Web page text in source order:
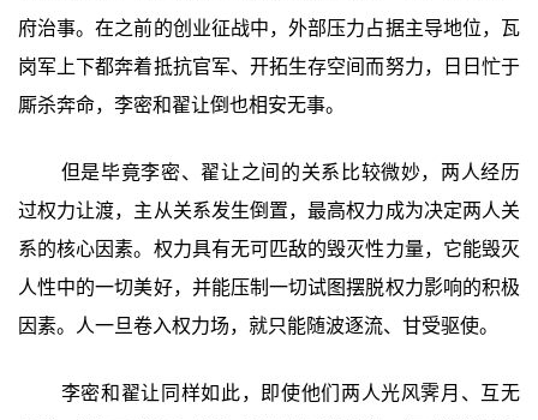
府治事。在之前的创业征战中，外部压力占据主导地位，瓦
岗军上下都奔着抵抗官军、开拓生存空间而努力，日日忙于
厮杀奔命，李密和翟让倒也相安无事。
但是毕竟李密、翟让之间的关系比较微妙，两人经历
过权力让渡，主从关系发生倒置，最高权力成为决定两人关
系的核心因素。权力具有无可匹敌的毁灭性力量，它能毁灭
人性中的一切美好，并能压制一切试图摆脱权力影响的积极
因素。人一旦卷入权力场，就只能随波逐流、甘受驱使。
李密和翟让同样如此，即使他们两人光风霁月、互无